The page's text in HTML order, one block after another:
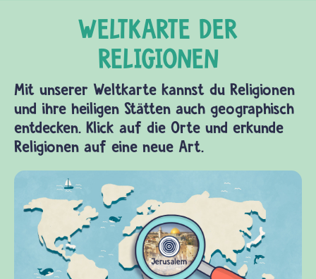
Mit unserer Weltkarte kannst du Religionen
und ihre heiligen Stätten auch geographisch
entdecken. Klick auf die Orte und erkunde
Religionen auf eine neue Art.